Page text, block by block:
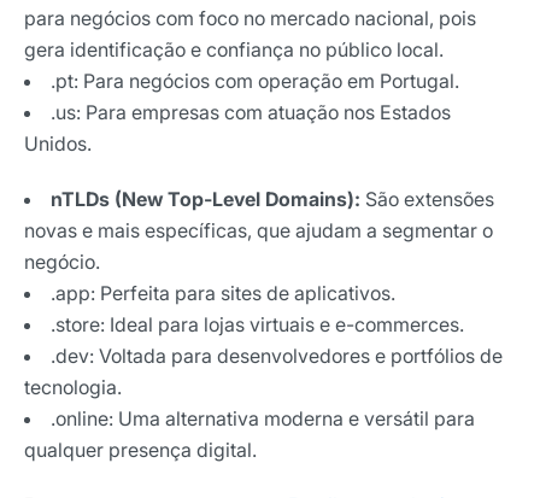
para negócios com foco no mercado nacional, pois
gera identificação e confiança no público local.
.pt: Para negócios com operação em Portugal.
.us: Para empresas com atuação nos Estados
Unidos.
nTLDs (New Top-Level Domains): São extensões
novas e mais específicas, que ajudam a segmentar o
negócio.
.app: Perfeita para sites de aplicativos.
.store: Ideal para lojas virtuais e e-commerces.
.dev: Voltada para desenvolvedores e portfólios de
tecnologia.
.online: Uma alternativa moderna e versátil para
qualquer presença digital.